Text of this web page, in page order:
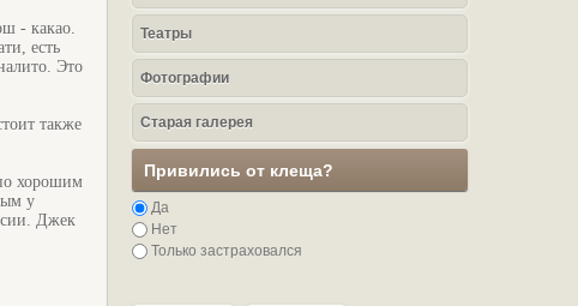
- какао.
есть
Это
также
хорошим
у
Джек
Театры
Фотографии
Старая галерея
Привились от клеща?
Да
Нет
Только застраховался